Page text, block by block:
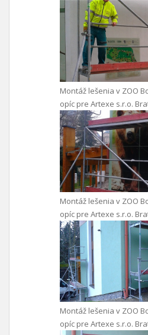
Montáž lešenia v ZOO
opíc pre Artexe s.r.o.
Montáž lešenia v ZOO
opíc pre Artexe s.r.o.
Montáž lešenia v ZOO
opíc pre Artexe s.r.o.